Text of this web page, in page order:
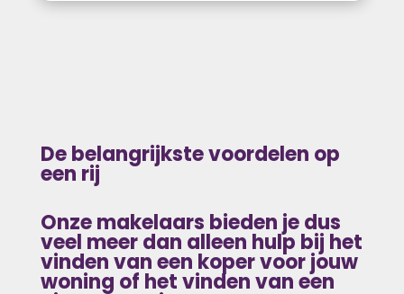
De belangrijkste voordelen op
een rij
Onze makelaars bieden je dus
veel meer dan alleen hulp bij het
vinden van een koper voor jouw
woning of het vinden van een